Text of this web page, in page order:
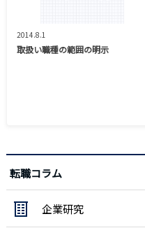
2014.8.1
取扱い職種の範囲の明示
転職コラム
企業研究